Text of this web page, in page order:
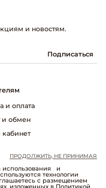
и новостям.
Подписаться
и оплата
и обмен
использования и
технологии
с размещением
ПРОДОЛЖИТЬ, НЕ ПРИНИМАЯ